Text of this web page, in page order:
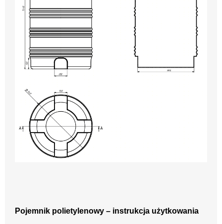
Pojemnik polietylenowy – instrukcja użytkowania